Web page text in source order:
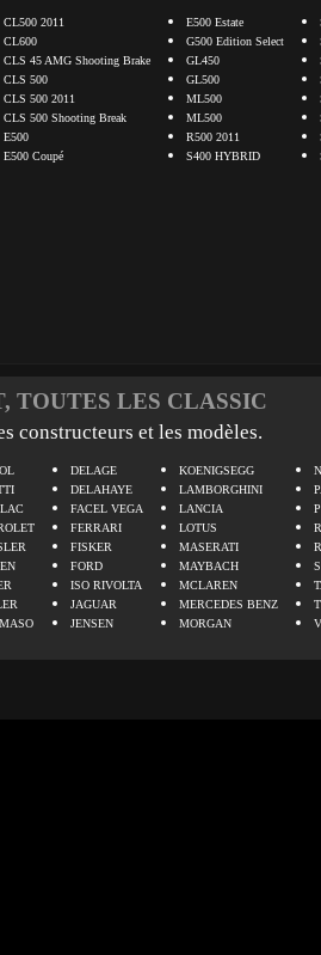
CL500 2011
CL600
CLS 45 AMG Shooting Brake
CLS 500
CLS 500 2011
CLS 500 Shooting Break
E500
E500 Coupé
E500 Estate
G500 Edition Select
GL450
GL500
ML500
ML500
R500 2011
S400 HYBRID
TOUTES LES CLASSIC
constructeurs et les modèles.
DELAGE
DELAHAYE
FACEL VEGA
FERRARI
FISKER
FORD
ISO RIVOLTA
JAGUAR
JENSEN
KOENIGSEGG
LAMBORGHINI
LANCIA
LOTUS
MASERATI
MAYBACH
MCLAREN
MERCEDES BENZ
MORGAN